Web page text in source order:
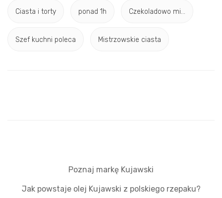
Ciasta i torty ponad 1h Czekoladowo mi...
Szef kuchni poleca Mistrzowskie ciasta
Poznaj markę Kujawski
Jak powstaje olej Kujawski z polskiego rzepaku?